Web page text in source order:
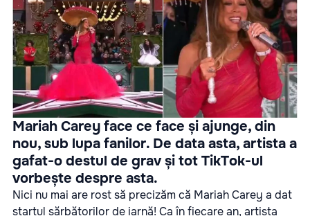
Mariah Carey face ce face și ajunge, din
nou, sub lupa fanilor. De data asta, artista a
gafat-o destul de grav și tot TikTok-ul
vorbește despre asta.
Nici nu mai are rost să precizăm că Mariah Carey a dat
startul sărbătorilor de iarnă! Ca în fiecare an, artista